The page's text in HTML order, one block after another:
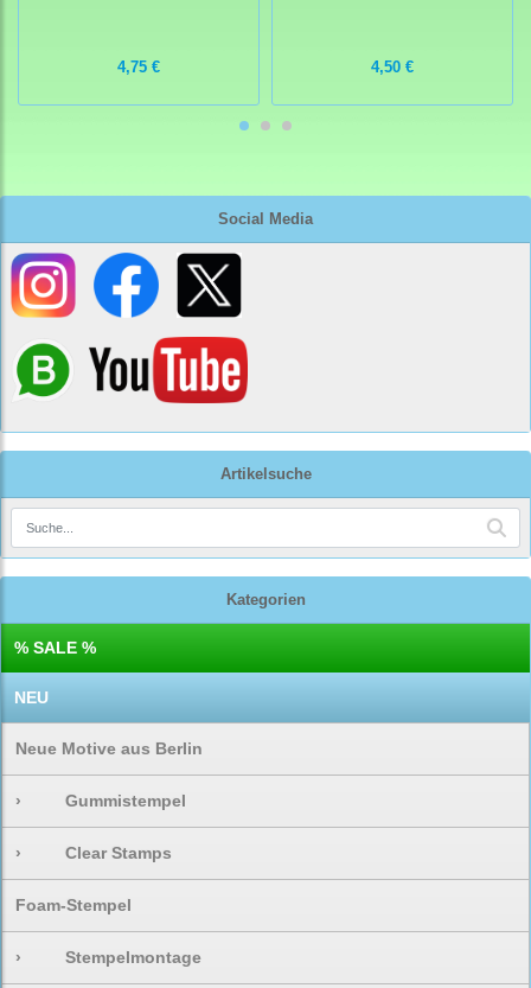
Social Media
Artikelsuche
Kategorien
% SALE %
NEU
Neue Motive aus Berlin
› Gummistempel
› Clear Stamps
Foam-Stempel
› Stempelmontage
4,75 € 4,50 €